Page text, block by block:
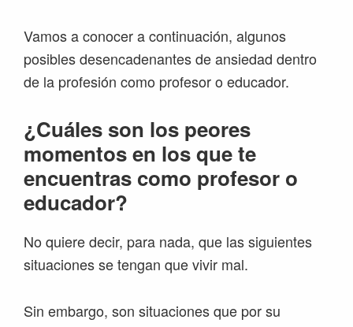
Vamos a conocer a continuación, algunos
posibles desencadenantes de ansiedad dentro
de la profesión como profesor o educador.
¿Cuáles son los peores
momentos en los que te
encuentras como profesor o
educador?
No quiere decir, para nada, que las siguientes
situaciones se tengan que vivir mal.
Sin embargo, son situaciones que por su